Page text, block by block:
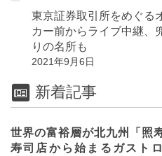
東京証券取引所をめぐる
カー前からライブ中継、
りの名所も
2021年9月6日
新着記事
世界の富裕層が北九州「照
寿司店から始まるガスト